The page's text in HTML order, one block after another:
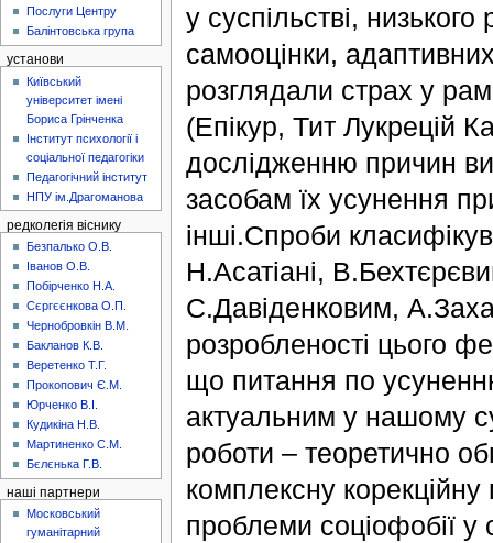
у суспільстві,
самооцінки,
розглядали страх у
(Епікур, Тит Лукрецій
дослідженню причин
засобам їх усунення
інші.Спроби
Н.Асатіані,
С.Давіденковим,
розробленості цього
що питання по
актуальним у нашому
роботи – теоретично
комплексну
проблеми соціофобії у
Послуги Центру
Балінтовська група
установи
Київський
університет імені
Бориса Грінченка
Інститут психології і
соціальної педагогіки
Педагогічний інститут
НПУ ім.Драгоманова
редколегія віснику
Безпалько О.В.
Іванов О.В.
Побірченко Н.А.
Сєргєєнкова О.П.
Чернобровкін В.М.
Бакланов К.В.
Веретенко Т.Г.
Прокопович Є.М.
Юрченко В.І.
Кудикіна Н.В.
Мартиненко С.М.
Бєлєнька Г.В.
наші партнери
Московський
гуманітарний